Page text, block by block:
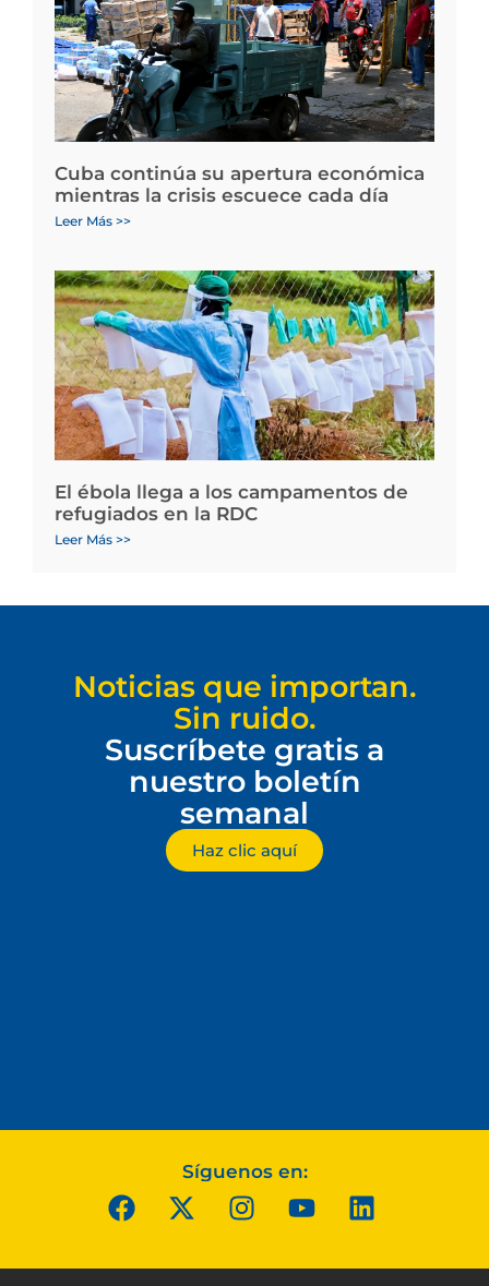
Cuba continúa su apertura económica
mientras la crisis escuece cada día
Leer Más >>
El ébola llega a los campamentos de
refugiados en la RDC
Leer Más >>
Noticias que importan.
Sin ruido.
Suscríbete gratis a
nuestro boletín
semanal
Haz clic aquí
Síguenos en: